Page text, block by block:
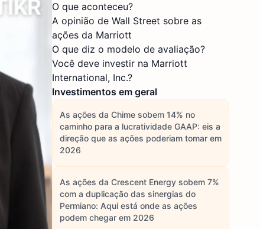
O que aconteceu?
A opinião de Wall Street sobre as
ações da Marriott
O que diz o modelo de avaliação?
Você deve investir na Marriott
International, Inc.?
Investimentos em geral
As ações da Chime sobem 14% no
caminho para a lucratividade GAAP: eis a
direção que as ações poderiam tomar em
2026
As ações da Crescent Energy sobem 7%
com a duplicação das sinergias do
Permiano: Aqui está onde as ações
podem chegar em 2026